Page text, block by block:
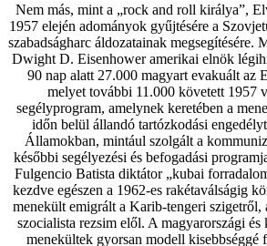
Nem más, mint a „rock and roll királya”,
1957 elején adományok gyűjtésére a
szabadságharc áldozatainak megsegítésére.
Dwight D. Eisenhower amerikai elnök
90 nap alatt 27.000 magyart evakuált az
melyet további 11.000 követett 1957
segélyprogram, amelynek keretében a
időn belül állandó tartózkodási
Államokban, mintául szolgált a
későbbi segélyezési és befogadási
Fulgencio Batista diktátor „kubai
kezdve egészen a 1962-es rakétaválságig
menekült emigrált a Karib-tengeri szigetről,
szocialista rezsim elől. A magyarországi
menekültek gyorsan modell kisebbséggé